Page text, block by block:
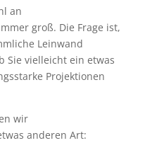
an
groß. Die Frage ist,
Leinwand
Sie vielleicht ein etwas
Projektionen
wir
anderen Art: